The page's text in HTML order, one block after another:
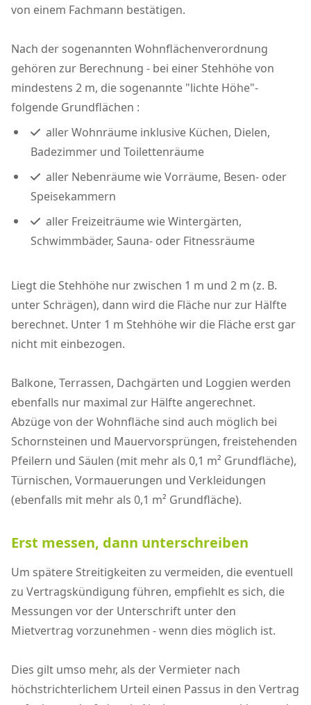
von einem Fachmann bestätigen.
Nach der sogenannten Wohnflächenverordnung
gehören zur Berechnung - bei einer Stehhöhe von
mindestens 2 m, die sogenannte "lichte Höhe"-
folgende Grundflächen :
aller Wohnräume inklusive Küchen, Dielen,
Badezimmer und Toilettenräume
aller Nebenräume wie Vorräume, Besen- oder
Speisekammern
aller Freizeiträume wie Wintergärten,
Schwimmbäder, Sauna- oder Fitnessräume
Liegt die Stehhöhe nur zwischen 1 m und 2 m (z. B.
unter Schrägen), dann wird die Fläche nur zur Hälfte
berechnet. Unter 1 m Stehhöhe wir die Fläche erst gar
nicht mit einbezogen.
Balkone, Terrassen, Dachgärten und Loggien werden
ebenfalls nur maximal zur Hälfte angerechnet.
Abzüge von der Wohnfläche sind auch möglich bei
Schornsteinen und Mauervorsprüngen, freistehenden
Pfeilern und Säulen (mit mehr als 0,1 m² Grundfläche),
Türnischen, Vormauerungen und Verkleidungen
(ebenfalls mit mehr als 0,1 m² Grundfläche).
Erst messen, dann unterschreiben
Um spätere Streitigkeiten zu vermeiden, die eventuell
zu Vertragskündigung führen, empfiehlt es sich, die
Messungen vor der Unterschrift unter den
Mietvertrag vorzunehmen - wenn dies möglich ist.
Dies gilt umso mehr, als der Vermieter nach
höchstrichterlichem Urteil einen Passus in den Vertrag